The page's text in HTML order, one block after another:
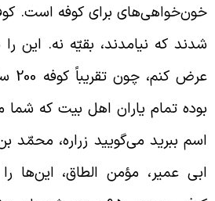
برای کوفه است.
که نیامدند، بقیّه نه. این
عرض
تمام یاران اهل بیت که شما
ببرید می‌گویید زراره، محمّد بن
عمیر، مؤمن الطاق، این‌ها را